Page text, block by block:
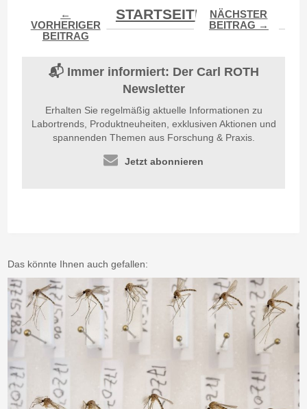
←
VORHERIGER
BEITRAG
STARTSEITE
NÄCHSTER
BEITRAG →
📬 Immer informiert: Der Carl ROTH
Newsletter
Erhalten Sie regelmäßig aktuelle Informationen zu
Labortrends, Produktneuheiten, exklusiven Aktionen und
spannenden Themen aus Forschung & Praxis.
Jetzt abonnieren
Das könnte Ihnen auch gefallen: